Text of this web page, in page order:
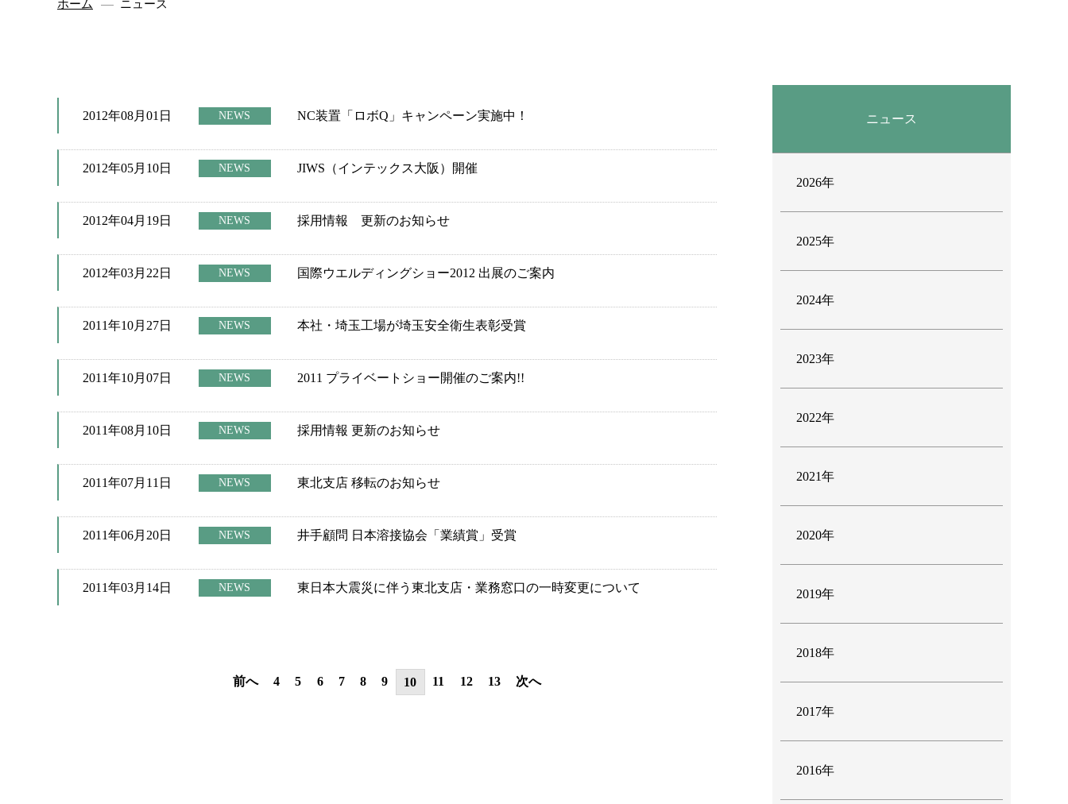
ホーム ニュース
2012年08月01日 NEWS NC装置「ロボQ」キャンペーン実施中！
2012年05月10日 NEWS JIWS（インテックス大阪）開催
2012年04月19日 NEWS 採用情報 更新のお知らせ
2012年03月22日 NEWS 国際ウエルディングショー2012 出展のご案内
2011年10月27日 NEWS 本社・埼玉工場が埼玉安全衛生表彰受賞
2011年10月07日 NEWS 2011 プライベートショー開催のご案内!!
2011年08月10日 NEWS 採用情報 更新のお知らせ
2011年07月11日 NEWS 東北支店 移転のお知らせ
2011年06月20日 NEWS 井手顧問 日本溶接協会「業績賞」受賞
2011年03月14日 NEWS 東日本大震災に伴う東北支店・業務窓口の一時変更について
前へ 4 5 6 7 8 9 10 11 12 13 次へ
ニュース
2026年
2025年
2024年
2023年
2022年
2021年
2020年
2019年
2018年
2017年
2016年